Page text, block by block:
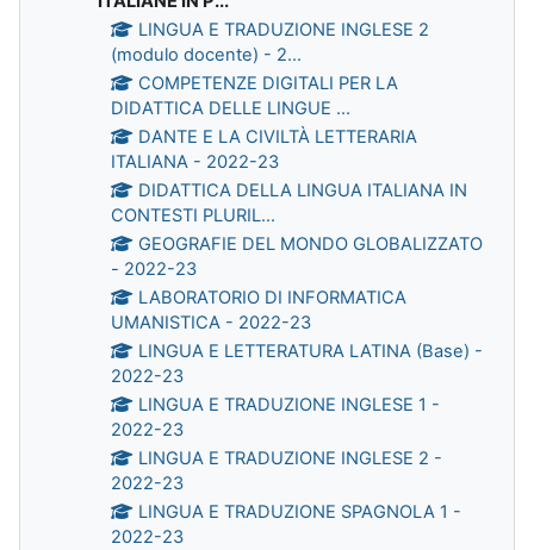
LINGUA E TRADUZIONE INGLESE 2
(modulo docente) - 2...
COMPETENZE DIGITALI PER LA
DIDATTICA DELLE LINGUE ...
DANTE E LA CIVILTÀ LETTERARIA
ITALIANA - 2022-23
DIDATTICA DELLA LINGUA ITALIANA IN
CONTESTI PLURIL...
GEOGRAFIE DEL MONDO GLOBALIZZATO
- 2022-23
LABORATORIO DI INFORMATICA
UMANISTICA - 2022-23
LINGUA E LETTERATURA LATINA (Base) -
2022-23
LINGUA E TRADUZIONE INGLESE 1 -
2022-23
LINGUA E TRADUZIONE INGLESE 2 -
2022-23
LINGUA E TRADUZIONE SPAGNOLA 1 -
2022-23